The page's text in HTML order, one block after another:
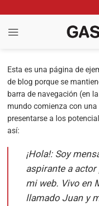
al
contenido
Esta es una página de
de blog porque se
barra de navegación (en
mundo comienza con
presentarse a los
así:
¡Hola!: Soy
aspirante a
mi web. Vivo en
llamado Juan y